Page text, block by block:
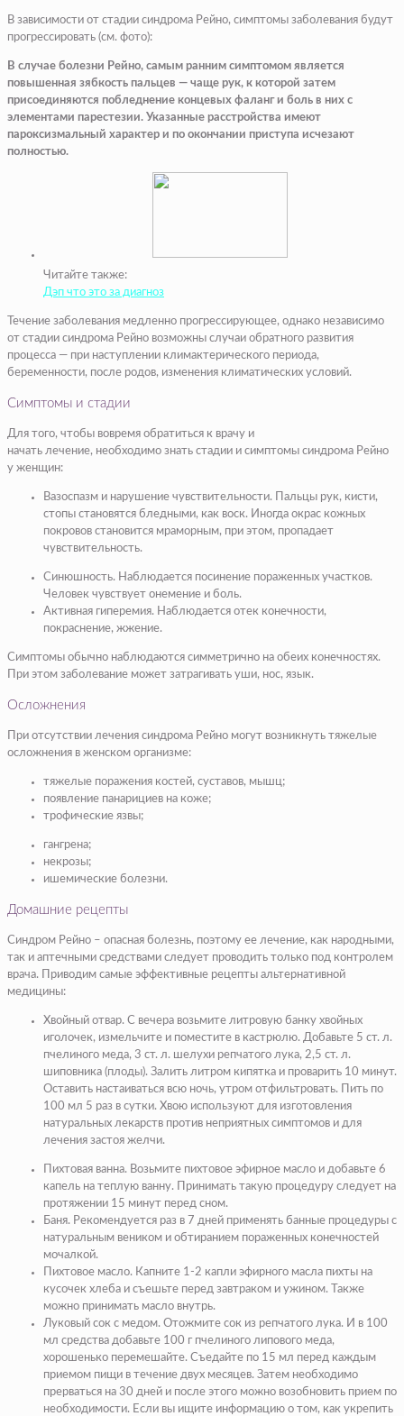
В зависимости от стадии синдрома Рейно, симптомы заболевания будут
прогрессировать (см. фото):
В случае болезни Рейно, самым ранним симптомом является
повышенная зябкость пальцев — чаще рук, к которой затем
присоединяются побледнение концевых фаланг и боль в них с
элементами парестезии. Указанные расстройства имеют
пароксизмальный характер и по окончании приступа исчезают
полностью.
Читайте также:
Дэп что это за диагноз
Течение заболевания медленно прогрессирующее, однако независимо
от стадии синдрома Рейно возможны случаи обратного развития
процесса — при наступлении климактерического периода,
беременности, после родов, изменения климатических условий.
Симптомы и стадии
Для того, чтобы вовремя обратиться к врачу и
начать лечение, необходимо знать стадии и симптомы синдрома Рейно
у женщин:
Вазоспазм и нарушение чувствительности. Пальцы рук, кисти,
стопы становятся бледными, как воск. Иногда окрас кожных
покровов становится мраморным, при этом, пропадает
чувствительность.
Синюшность. Наблюдается посинение пораженных участков.
Человек чувствует онемение и боль.
Активная гиперемия. Наблюдается отек конечности,
покраснение, жжение.
Симптомы обычно наблюдаются симметрично на обеих конечностях.
При этом заболевание может затрагивать уши, нос, язык.
Осложнения
При отсутствии лечения синдрома Рейно могут возникнуть тяжелые
осложнения в женском организме:
тяжелые поражения костей, суставов, мышц;
появление панарициев на коже;
трофические язвы;
гангрена;
некрозы;
ишемические болезни.
Домашние рецепты
Синдром Рейно – опасная болезнь, поэтому ее лечение, как народными,
так и аптечными средствами следует проводить только под контролем
врача. Приводим самые эффективные рецепты альтернативной
медицины:
Хвойный отвар. С вечера возьмите литровую банку хвойных
иголочек, измельчите и поместите в кастрюлю. Добавьте 5 ст. л.
пчелиного меда, 3 ст. л. шелухи репчатого лука, 2,5 ст. л.
шиповника (плоды). Залить литром кипятка и проварить 10 минут.
Оставить настаиваться всю ночь, утром отфильтровать. Пить по
100 мл 5 раз в сутки. Хвою используют для изготовления
натуральных лекарств против неприятных симптомов и для
лечения застоя желчи.
Пихтовая ванна. Возьмите пихтовое эфирное масло и добавьте 6
капель на теплую ванну. Принимать такую процедуру следует на
протяжении 15 минут перед сном.
Баня. Рекомендуется раз в 7 дней применять банные процедуры с
натуральным веником и обтиранием пораженных конечностей
мочалкой.
Пихтовое масло. Капните 1-2 капли эфирного масла пихты на
кусочек хлеба и съешьте перед завтраком и ужином. Также
можно принимать масло внутрь.
Луковый сок с медом. Отожмите сок из репчатого лука. И в 100
мл средства добавьте 100 г пчелиного липового меда,
хорошенько перемешайте. Съедайте по 15 мл перед каждым
приемом пищи в течение двух месяцев. Затем необходимо
прерваться на 30 дней и после этого можно возобновить прием по
необходимости. Если вы ищите информацию о том, как укрепить